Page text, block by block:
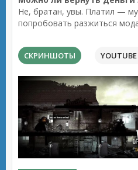
Не, братан, увы. Платил —
попробовать разжиться
СКРИНШОТЫ